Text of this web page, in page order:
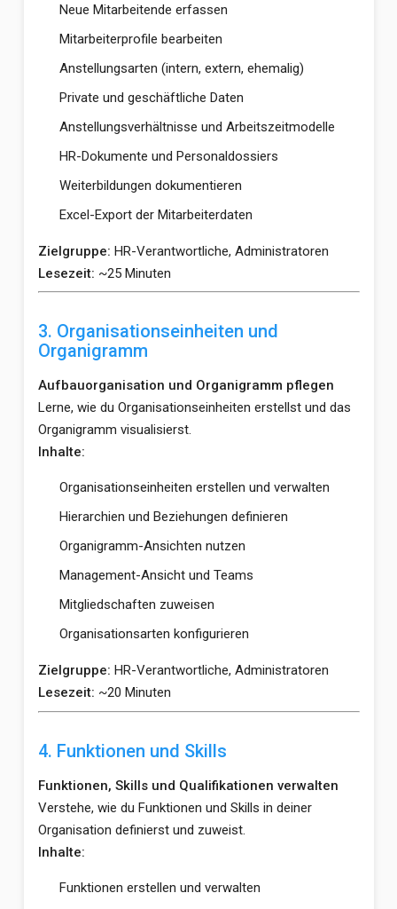
Neue Mitarbeitende erfassen
Mitarbeiterprofile bearbeiten
Anstellungsarten (intern, extern, ehemalig)
Private und geschäftliche Daten
Anstellungsverhältnisse und Arbeitszeitmodelle
HR-Dokumente und Personaldossiers
Weiterbildungen dokumentieren
Excel-Export der Mitarbeiterdaten
Zielgruppe: HR-Verantwortliche, Administratoren
Lesezeit: ~25 Minuten
3. Organisationseinheiten und
Organigramm
Aufbauorganisation und Organigramm pflegen
Lerne, wie du Organisationseinheiten erstellst und das
Organigramm visualisierst.
Inhalte:
Organisationseinheiten erstellen und verwalten
Hierarchien und Beziehungen definieren
Organigramm-Ansichten nutzen
Management-Ansicht und Teams
Mitgliedschaften zuweisen
Organisationsarten konfigurieren
Zielgruppe: HR-Verantwortliche, Administratoren
Lesezeit: ~20 Minuten
4. Funktionen und Skills
Funktionen, Skills und Qualifikationen verwalten
Verstehe, wie du Funktionen und Skills in deiner
Organisation definierst und zuweist.
Inhalte:
Funktionen erstellen und verwalten